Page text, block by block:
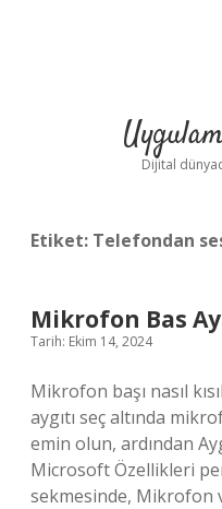
Dijital
Etiket: Telefondan
Mikrofon Bas
Tarih: Ekim 14, 2024
Mikrofon başı nasıl
aygıtı seç altında
emin olun, ardından
Microsoft Özellikleri
sekmesinde, Mikrofon